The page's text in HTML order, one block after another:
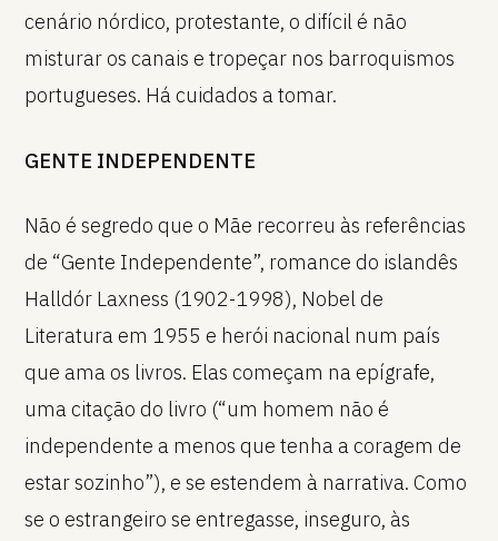
cenário nórdico, protestante, o difícil é não
misturar os canais e tropeçar nos barroquismos
portugueses. Há cuidados a tomar.
GENTE INDEPENDENTE
Não é segredo que o Mãe recorreu às referências
de “Gente Independente”, romance do islandês
Halldór Laxness (1902-1998), Nobel de
Literatura em 1955 e herói nacional num país
que ama os livros. Elas começam na epígrafe,
uma citação do livro (“um homem não é
independente a menos que tenha a coragem de
estar sozinho”), e se estendem à narrativa. Como
se o estrangeiro se entregasse, inseguro, às